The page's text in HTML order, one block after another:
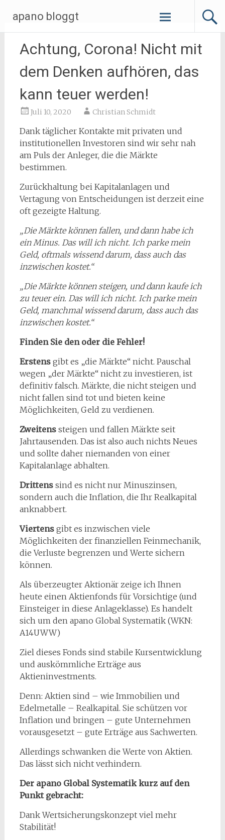
Inhalt
springen
apano bloggt
Achtung, Corona! Nicht mit
dem Denken aufhören, das
kann teuer werden!
Juli 10, 2020 Christian Schmidt
Dank täglicher Kontakte mit privaten und
institutionellen Investoren sind wir sehr nah
am Puls der Anleger, die die Märkte
bestimmen.
Zurückhaltung bei Kapitalanlagen und
Vertagung von Entscheidungen ist derzeit eine
oft gezeigte Haltung.
„Die Märkte können fallen, und dann habe ich
ein Minus. Das will ich nicht. Ich parke mein
Geld, oftmals wissend darum, dass auch das
inzwischen kostet.“
„Die Märkte können steigen, und dann kaufe ich
zu teuer ein. Das will ich nicht. Ich parke mein
Geld, manchmal wissend darum, dass auch das
inzwischen kostet.“
Finden Sie den oder die Fehler!
Erstensgibt es „die Märkte“ nicht. Pauschal
wegen „der Märkte“ nicht zu investieren, ist
definitiv falsch. Märkte, die nicht steigen und
nicht fallen sind tot und bieten keine
Möglichkeiten, Geld zu verdienen.
Zweitens steigen und fallen Märkte seit
Jahrtausenden. Das ist also auch nichts Neues
und sollte daher niemanden von einer
Kapitalanlage abhalten.
Drittens sind es nicht nur Minuszinsen,
sondern auch die Inflation, die Ihr Realkapital
anknabbert.
Viertens gibt es inzwischen viele
Möglichkeiten der finanziellen Feinmechanik,
die Verluste begrenzen und Werte sichern
können.
Als überzeugter Aktionär zeige ich Ihnen
heute einen Aktienfonds für Vorsichtige (und
Einsteiger in diese Anlageklasse). Es handelt
sich um den apano Global Systematik (WKN:
A14UWW)
Ziel dieses Fonds sind stabile Kursentwicklung
und auskömmliche Erträge aus
Aktieninvestments.
Denn: Aktien sind – wie Immobilien und
Edelmetalle – Realkapital. Sie schützen vor
Inflation und bringen – gute Unternehmen
vorausgesetzt – gute Erträge aus Sachwerten.
Allerdings schwanken die Werte von Aktien.
Das lässt sich nicht verhindern.
Der apano Global Systematik kurz auf den
Punkt gebracht:
Dank Wertsicherungskonzept viel mehr
Stabilität!